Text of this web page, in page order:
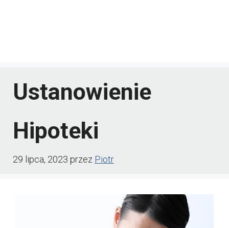
Ustanowienie
Hipoteki
29 lipca, 2023 przez Piotr